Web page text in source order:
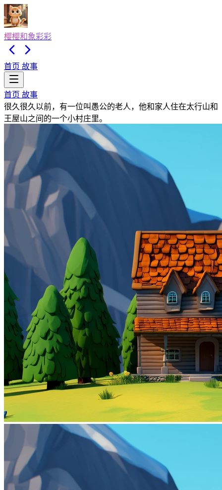
樱樱和象彩彩
首页 故事
首页 故事
很久很久以前，有一位叫愚公的老人，他和家人住在太行山和
王屋山之间的一个小村庄里。